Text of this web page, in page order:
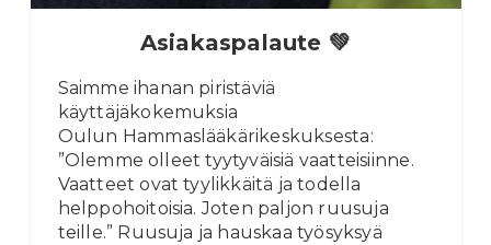
Asiakaspalaute 💚
Saimme ihanan piristäviä
käyttäjäkokemuksia
Oulun Hammaslääkärikeskuksesta:
”Olemme olleet tyytyväisiä vaatteisiinne.
Vaatteet ovat tyylikkäitä ja todella
helppohoitoisia. Joten paljon ruusuja
teille.” Ruusuja ja hauskaa työsyksyä